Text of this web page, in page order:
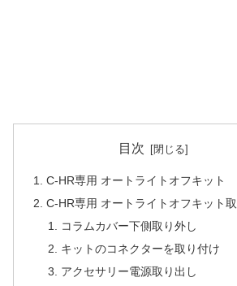
目次
C-HR専用 オートライトオフキット
C-HR専用 オートライトオフキット
コラムカバー下側取り外し
キットのコネクターを取り付け
アクセサリー電源取り出し